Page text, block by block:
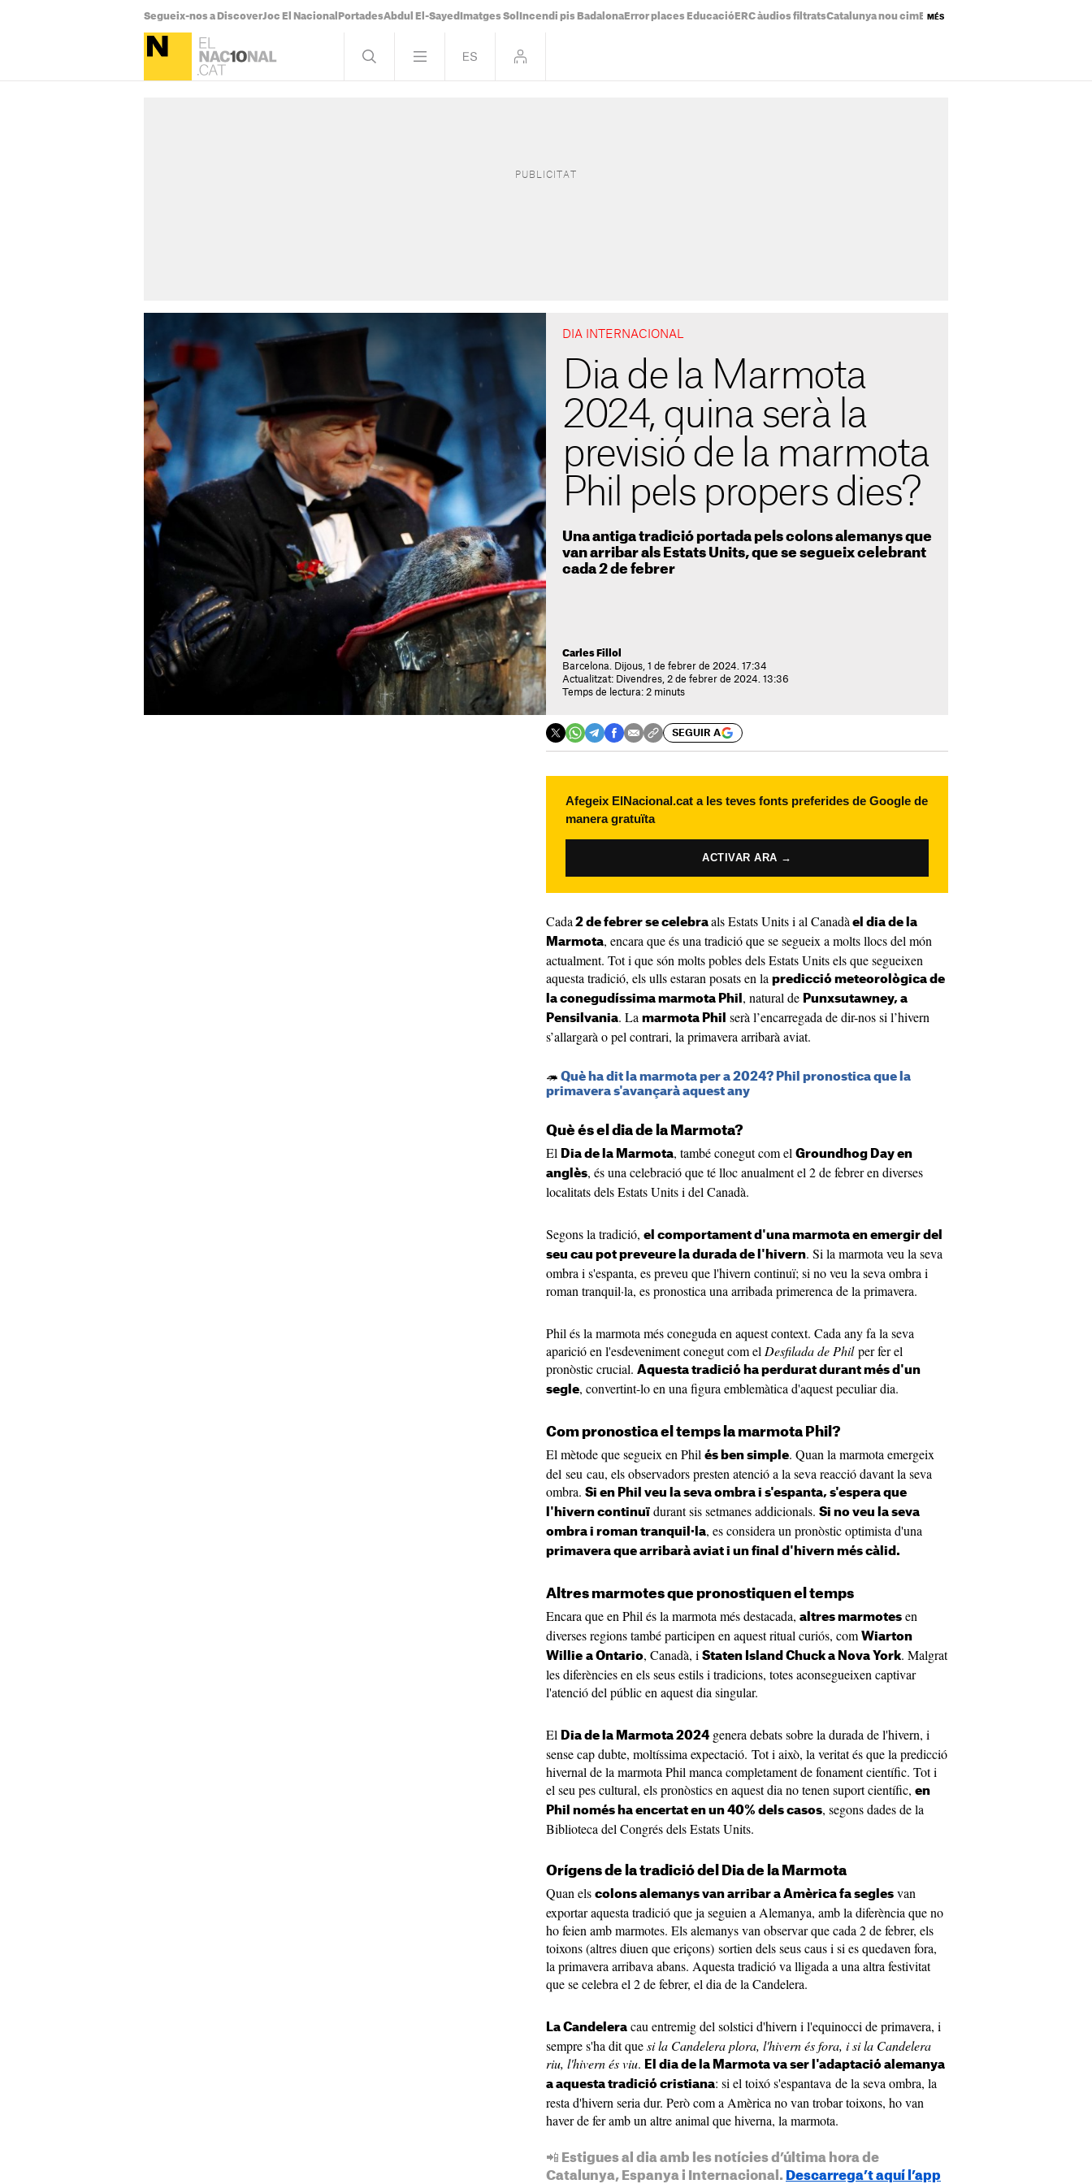
Segueix-nos a DiscoverJoc El Nacional PortadesAbdul El-Sayed Imatges Sol Incendi pis Badalona Error places Educació ERC àudios filtratsCatalunya nou cim Eclipsi solar mapa
MÉS
DIA INTERNACIONAL
Dia de la Marmota
2024, quina serà la
previsió de la marmota
Phil pels propers dies?
Una antiga tradició portada pels colons alemanys que
van arribar als Estats Units, que se segueix celebrant
cada 2 de febrer
Carles Fillol
Barcelona. Dijous, 1 de febrer de 2024. 17:34
Actualitzat: Divendres, 2 de febrer de 2024. 13:36
Temps de lectura: 2 minuts
SEGUIR A
Afegeix ElNacional.cat a les teves fonts preferides de Google de
manera gratuïta
ACTIVAR ARA →
Cada 2 de febrer se celebra als Estats Units i al Canadà el dia de la
Marmota, encara que és una tradició que se segueix a molts llocs del món
actualment. Tot i que són molts pobles dels Estats Units els que segueixen
aquesta tradició, els ulls estaran posats en la predicció meteorològica de
la conegudíssima marmota Phil , natural de Punxsutawney, a
Pensilvania. La marmota Phil
serà l’encarregada de dir-nos si l’hivern
s’allargarà o pel contrari, la primavera arribarà aviat.
🦔 Què ha dit la marmota per a 2024? Phil pronostica que la
primavera s'avançarà aquest any
Què és el dia de la Marmota?
El Dia de la Marmota, també conegut com el Groundhog Day en
anglès, és una celebració que té lloc anualment el 2 de febrer en diverses
localitats dels Estats Units i del Canadà.
Segons la tradició, el comportament d'una marmota en emergir del
seu cau pot preveure la durada de l'hivern. Si la marmota veu la seva
ombra i s'espanta, es preveu que l'hivern continuï; si no veu la seva ombra i
roman tranquil·la, es pronostica una arribada primerenca de la primavera.
Phil és la marmota més coneguda en aquest context. Cada any fa la seva
aparició en l'esdeveniment conegut com el Desfilada de Philper fer el
pronòstic crucial. Aquesta tradició ha perdurat durant més d'un
segle, convertint-lo en una figura emblemàtica d'aquest peculiar dia.
Com pronostica el temps la marmota Phil?
El mètode que segueix en Phil és ben simple. Quan la marmota emergeix
del seu cau, els observadors presten atenció a la seva reacció davant la seva
ombra. Si en Phil veu la seva ombra i s'espanta, s'espera que
l'hivern continuï durant sis setmanes addicionals. Si no veu la seva
ombra i roman tranquil·la, es considera un pronòstic optimista d'una
primavera que arribarà aviat i un final d'hivern més càlid.
Altres marmotes que pronostiquen el temps
Encara que en Phil és la marmota més destacada, altres marmotes en
diverses regions també participen en aquest ritual curiós, com Wiarton
Willie a Ontario, Canadà, i Staten Island Chuck a Nova York. Malgrat
les diferències en els seus estils i tradicions, totes aconsegueixen captivar
l'atenció del públic en aquest dia singular.
El Dia de la Marmota 2024 genera debats sobre la durada de l'hivern, i
sense cap dubte, moltíssima expectació. Tot i això, la veritat és que la predicció
hivernal de la marmota Phil manca completament de fonament científic. Tot i
el seu pes cultural, els pronòstics en aquest dia no tenen suport científic, en
Phil només ha encertat en un 40% dels casos, segons dades de la
Biblioteca del Congrés dels Estats Units.
Orígens de la tradició del Dia de la Marmota
Quan els colons alemanys van arribar a Amèrica fa segles van
exportar aquesta tradició que ja seguien a Alemanya, amb la diferència que no
ho feien amb marmotes. Els alemanys van observar que cada 2 de febrer, els
toixons (altres diuen que eriçons) sortien dels seus caus i si es quedaven fora,
la primavera arribava abans. Aquesta tradició va lligada a una altra festivitat
que se celebra el 2 de febrer, el dia de la Candelera.
La Candelera cau entremig del solstici d'hivern i l'equinocci de primavera, i
sempre s'ha dit quesi la Candelera plora, l'hivern és fora, i si la Candelera
riu, l'hivern és viu. El dia de la Marmota va ser l'adaptació alemanya
a aquesta tradició cristiana: si el toixó s'espantava de la seva ombra, la
resta d'hivern seria dur. Però com a Amèrica no van trobar toixons, ho van
haver de fer amb un altre animal que hiverna, la marmota.
📲 Estigues al dia amb les notícies d’última hora de
Catalunya, Espanya i Internacional. Descarrega’t aquí l’app